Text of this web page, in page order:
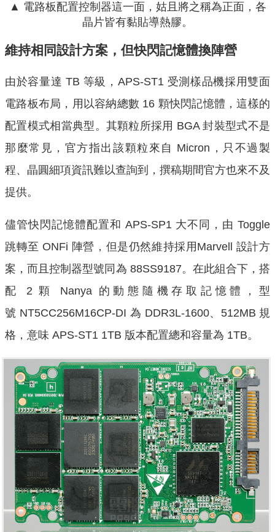
▲ 電路板配置控制器這一面，姑且將之稱為正面，各
晶片皆有黏貼導熱膠。
維持相同設計方案，但快閃記憶體換陣營
由於容量達 TB 等級，APS-ST1 受測樣品機採用雙面
電路板布局，用以容納總數 16 顆快閃記憶體，這樣的
配置模式相當典型。其顆粒所採用 BGA 封裝型式不是
那麼常見，官方指出該顆粒來自 Micron，只不過製
程、晶圓細項資訊難以查詢到，撰稿期間官方也來不及
提供。
儘管快閃記憶體配置和 APS-SP1 大不同，由 Toggle
跳轉至 ONFi 陣營，但是仍然維持採用Marvell 設計方
案，而且控制器型號同為 88SS9187。在此組合下，搭
配 2 顆 Nanya 的動態隨機存取記憶體，型
號 NT5CC256M16CP-DI 為 DDR3L-1600、512MB 規
格，意味 APS-ST1 1TB 版本配置總和容量為 1TB。